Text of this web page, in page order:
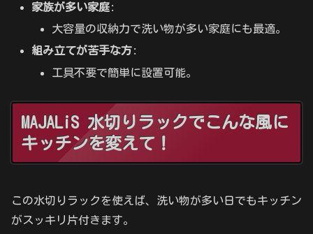
家族が多い家庭:
大容量の収納力で洗い物が多い家庭にも最適。
組み立てが苦手な方:
工具不要で簡単に設置可能。
MAJALiS 水切りラックでこんな風に
キッチンを変えて！
この水切りラックを使えば、洗い物が多い日でもキッチン
がスッキリ片付きます。